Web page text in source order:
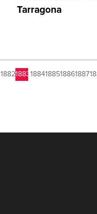
Tarragona
18821883 1884188518861887